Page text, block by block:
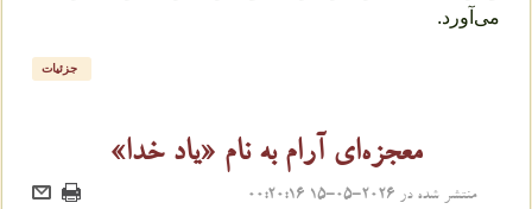
می‌آورد.
جزئیات
معجزه‌ای آرام به نام «یاد خدا»
منتشر شده در 2026-05-15 00:20:16